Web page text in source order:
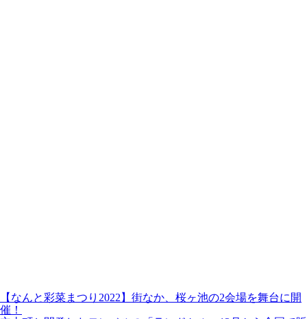
【なんと彩菜まつり2022】街なか、桜ヶ池の2会場を舞台に開
催！